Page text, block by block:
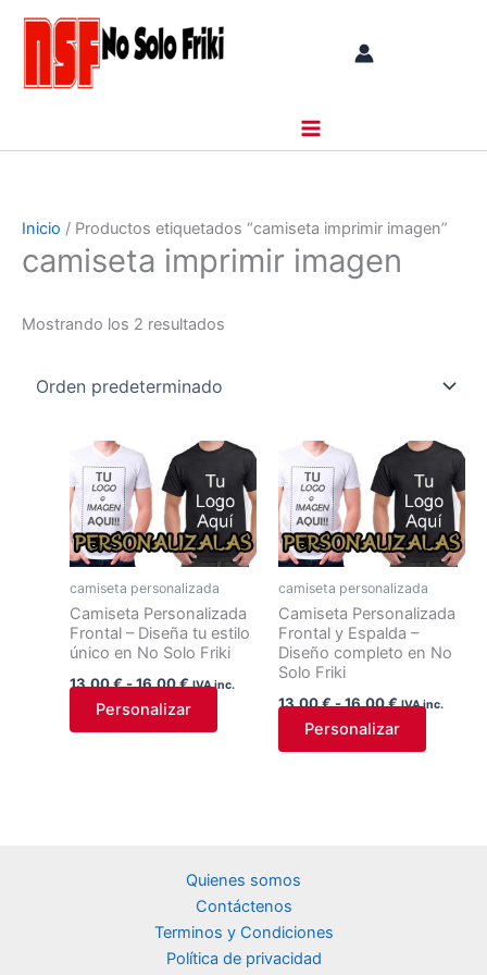
contenido
Inicio / Productos etiquetados “camiseta imprimir imagen”
camiseta imprimir imagen
Mostrando los 2 resultados
camiseta personalizada
Camiseta Personalizada
Frontal – Diseña tu estilo
único en No Solo Friki
13,00€-16,00€
Rango
precios:
desde
13,00 €
hasta
16,00 €
IVA inc.
Personalizar
Este
producto
tiene
múltiples
variantes.
Las
opciones
se
pueden
elegir
camiseta personalizada
Camiseta Personalizada
Frontal y Espalda –
Diseño completo en No
Solo Friki
13,00€-16,00€
Rango
precios:
desde
13,00 €
hasta
16,00 €
IVA inc.
Personalizar
Este
tiene
Las
pueden
en
Quienes somos
Contáctenos
Terminos y Condiciones
Política de privacidad